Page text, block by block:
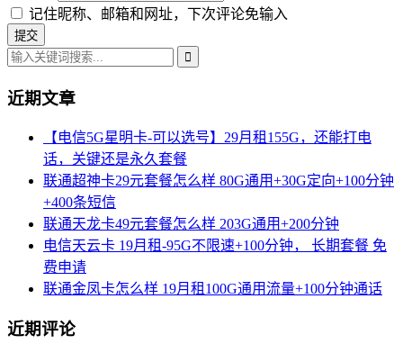
记住昵称、邮箱和网址，下次评论免输入
近期文章
【电信5G星明卡-可以选号】29月租155G，还能打电
话，关键还是永久套餐
联通超神卡29元套餐怎么样 80G通用+30G定向+100分钟
+400条短信
联通天龙卡49元套餐怎么样 203G通用+200分钟
电信天云卡 19月租-95G不限速+100分钟， 长期套餐 免
费申请
联通金凤卡怎么样 19月租100G通用流量+100分钟通话
近期评论